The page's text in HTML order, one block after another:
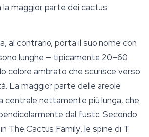
maggior parte dei cactus
al contrario, porta il suo nome con
lunghe — tipicamente 20–60
colore ambrato che scurisce verso
La maggior parte delle areole
centrale nettamente più lunga, che
dal fusto. Secondo
The Cactus Family, le spine di T.